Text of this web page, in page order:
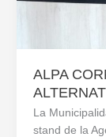
ALPA
La
stand de la